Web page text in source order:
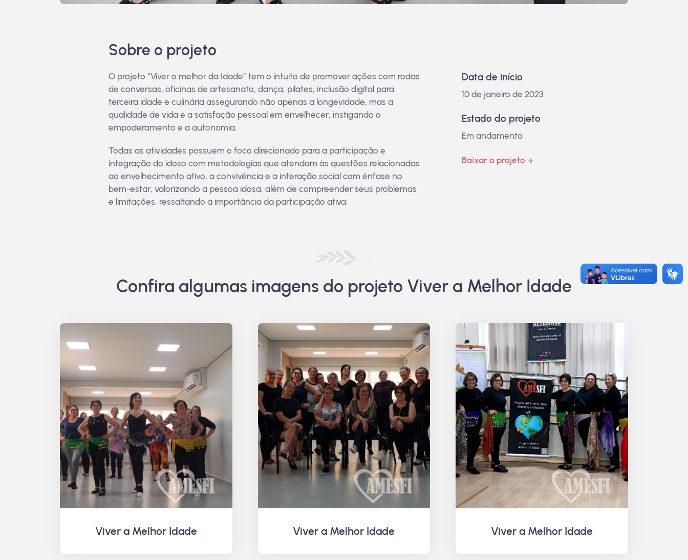
Sobre o projeto
O projeto “Viver o melhor da Idade” tem o intuito de promover ações com rodas
de conversas, oficinas de artesanato, dança, pilates, inclusão digital para
terceira idade e culinária assegurando não apenas a longevidade, mas a
qualidade de vida e a satisfação pessoal em envelhecer, instigando o
empoderamento e a autonomia.
Todas as atividades possuem o foco direcionado para a participação e
integração do idoso com metodologias que atendam às questões relacionadas
ao envelhecimento ativo, a convivência e a interação social com ênfase no
bem-estar, valorizando a pessoa idosa, além de compreender seus problemas
e limitações, ressaltando a importância da participação ativa.
Data de início
10 de janeiro de 2023
Estado do projeto
Em andamento
Baixar o projeto
Confira algumas imagens do projeto Viver a Melhor Idade
Viver a Melhor Idade Viver a Melhor Idade Viver a Melhor Idade